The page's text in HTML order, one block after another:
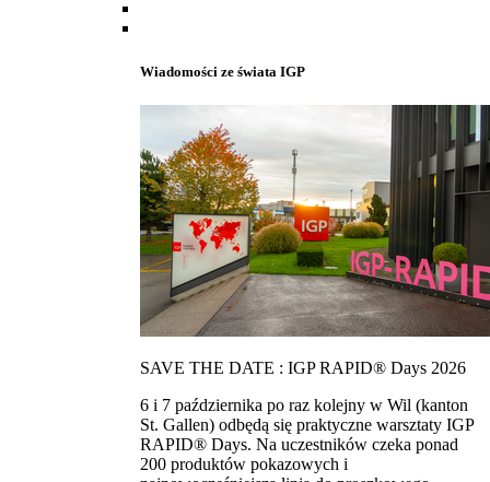
Wiadomości ze świata IGP
SAVE THE DATE : IGP RAPID® Days 2026
6 i 7 października po raz kolejny w Wil (kanton
St. Gallen) odbędą się praktyczne warsztaty IGP
RAPID® Days. Na uczestników czeka ponad
200 produktów pokazowych i